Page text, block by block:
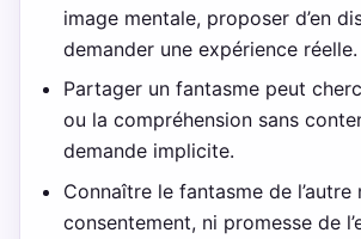
image mentale, proposer d’en
demander une expérience réelle.
Partager un fantasme peut
ou la compréhension sans
demande implicite.
Connaître le fantasme de l’autre
consentement, ni promesse de